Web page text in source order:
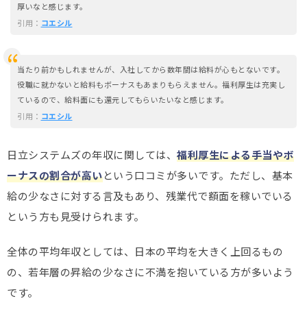
厚いなと感じます。
引用： コエシル
当たり前かもしれませんが、入社してから数年間は給料が心もとないです。
役職に就かないと給料もボーナスもあまりもらえません。福利厚生は充実し
ているので、給料面にも還元してもらいたいなと感じます。
引用： コエシル
日立システムズの年収に関しては、 福利厚生による手当やボ
ーナスの割合が高いという口コミが多いです。ただし、基本
給の少なさに対する言及もあり、残業代で額面を稼いでいる
という方も見受けられます。
全体の平均年収としては、日本の平均を大きく上回るもの
の、若年層の昇給の少なさに不満を抱いている方が多いよう
です。